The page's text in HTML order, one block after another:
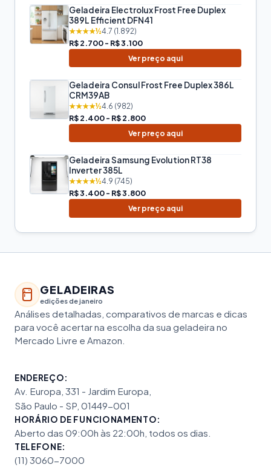
Geladeira Electrolux Frost Free Duplex
389L Efficient DFN41
★★★★½4.7 (1.892)
R$ 2.700 - R$ 3.100
Ver preço aqui
Geladeira Consul Frost Free Duplex 386L
CRM39AB
★★★★½4.6 (982)
R$ 2.400 - R$ 2.800
Ver preço aqui
Geladeira Samsung Evolution RT38
Inverter 385L
★★★★½4.9 (745)
R$ 3.400 - R$ 3.800
Ver preço aqui
GELADEIRAS
edições de janeiro
Análises detalhadas, comparativos de marcas e dicas
para você acertar na escolha da sua geladeira no
Mercado Livre e Amazon.
ENDEREÇO:
Av. Europa, 331 - Jardim Europa,
São Paulo - SP, 01449-001
HORÁRIO DE FUNCIONAMENTO:
Aberto das 09:00h às 22:00h, todos os dias.
TELEFONE:
(11) 3060-7000